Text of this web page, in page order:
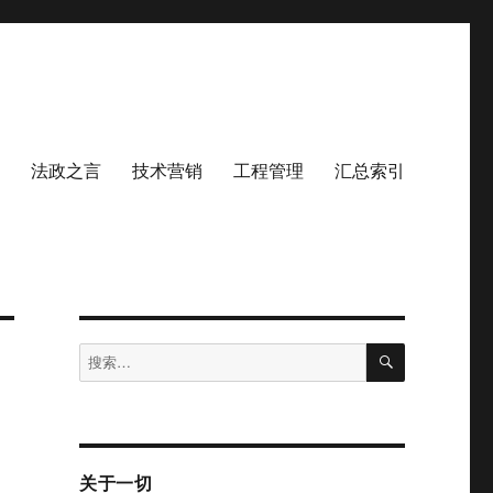
法政之言 技术营销 工程管理 汇总索引
搜
索：
搜
关于一切